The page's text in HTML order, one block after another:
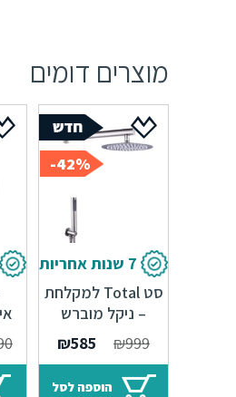
מוצרים דומים
42%-
7 שנות אחריות
סט Total למקלחת
– ניקל מוברש
₪999
המחיר
המקורי
היה:
₪585
הנוכחי
הוא:הוספה לסל